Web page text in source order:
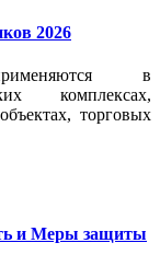
2026
в
комплексах,
торговых
и Меры защиты